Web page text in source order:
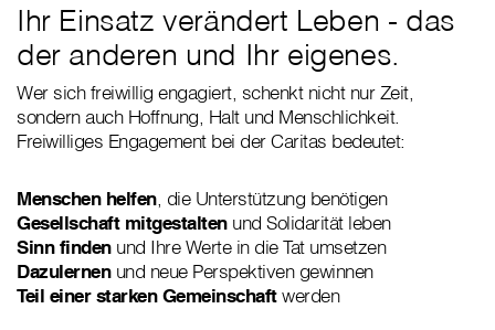
Ihr Einsatz verändert Leben - das
der anderen und Ihr eigenes.
Wer sich freiwillig engagiert, schenkt nicht nur Zeit,
sondern auch Hoffnung, Halt und Menschlichkeit.
Freiwilliges Engagement bei der Caritas bedeutet:
Menschen helfen, die Unterstützung benötigen
Gesellschaft mitgestaltenund Solidarität leben
Sinn findenund Ihre Werte in die Tat umsetzen
Dazulernenund neue Perspektiven gewinnen
Teil einer starken Gemeinschaftwerden